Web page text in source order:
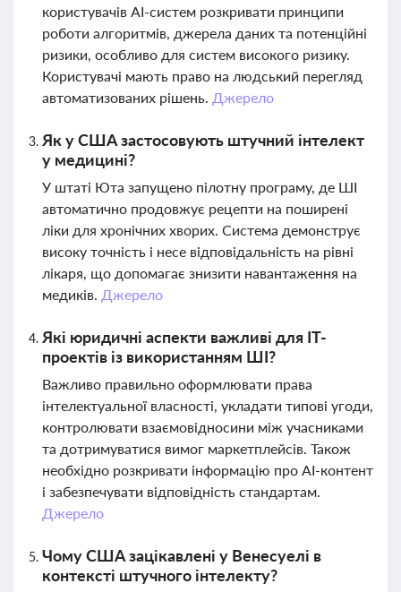
користувачів AI-систем розкривати принципи
роботи алгоритмів, джерела даних та потенційні
ризики, особливо для систем високого ризику.
Користувачі мають право на людський перегляд
автоматизованих рішень. Джерело
Як у США застосовують штучний інтелект
у медицині?
У штаті Юта запущено пілотну програму, де ШІ
автоматично продовжує рецепти на поширені
ліки для хронічних хворих. Система демонструє
високу точність і несе відповідальність на рівні
лікаря, що допомагає знизити навантаження на
медиків. Джерело
Які юридичні аспекти важливі для ІТ-
проектів із використанням ШІ?
Важливо правильно оформлювати права
інтелектуальної власності, укладати типові угоди,
контролювати взаємовідносини між учасниками
та дотримуватися вимог маркетплейсів. Також
необхідно розкривати інформацію про AI-контент
і забезпечувати відповідність стандартам.
Джерело
Чому США зацікавлені у Венесуелі в
контексті штучного інтелекту?